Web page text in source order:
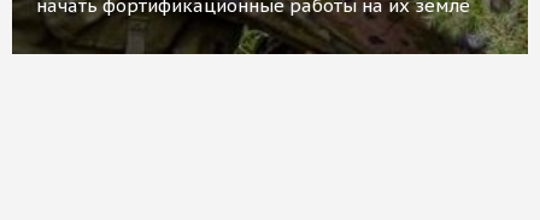
начать фортификационные работы на их земле